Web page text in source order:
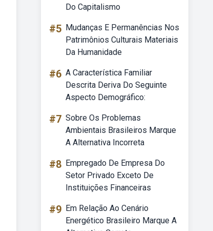
Do Capitalismo
#5 Mudanças E Permanências Nos
Patrimônios Culturais Materiais
Da Humanidade
#6 A Característica Familiar
Descrita Deriva Do Seguinte
Aspecto Demográfico:
#7 Sobre Os Problemas
Ambientais Brasileiros Marque
A Alternativa Incorreta
#8 Empregado De Empresa Do
Setor Privado Exceto De
Instituições Financeiras
#9 Em Relação Ao Cenário
Energético Brasileiro Marque A